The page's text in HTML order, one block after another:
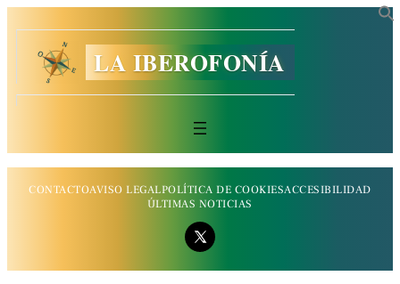
LA IBEROFONÍA
CONTACTOAVISO LEGALPOLÍTICA DE COOKIESACCESIBILIDAD
ÚLTIMAS NOTICIAS